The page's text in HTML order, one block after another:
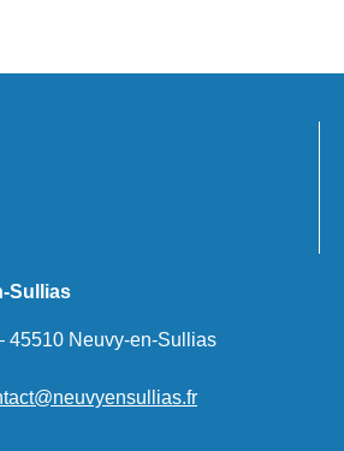
Sullias
45510 Neuvy-en-Sullias